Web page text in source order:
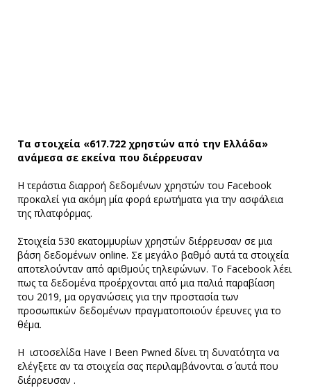
Τα στοιχεία «617.722 χρηστών από την Ελλάδα»
ανάμεσα σε εκείνα που διέρρευσαν
Η τεράστια διαρροή δεδομένων χρηστών του Facebook
προκαλεί για ακόμη μία φορά ερωτήματα για την ασφάλεια
της πλατφόρμας.
Στοιχεία 530 εκατομμυρίων χρηστών διέρρευσαν σε μια
βάση δεδομένων online. Σε μεγάλο βαθμό αυτά τα στοιχεία
αποτελούνταν από αριθμούς τηλεφώνων. Το Facebook λέει
πως τα δεδομένα προέρχονται από μια παλιά παραβίαση
του 2019, μα οργανώσεις για την προστασία των
προσωπικών δεδομένων πραγματοποιούν έρευνες για το
θέμα.
Η ιστοσελίδα Have I Been Pwned δίνει τη δυνατότητα να
ελέγξετε αν τα στοιχεία σας περιλαμβάνονται σ΄ αυτά που
διέρρευσαν .